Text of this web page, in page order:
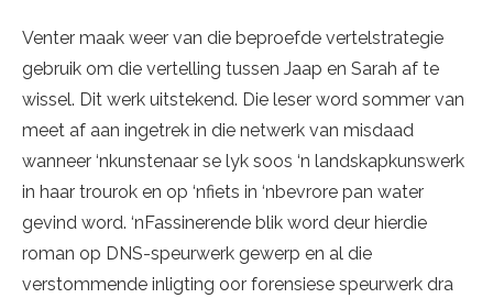
Venter maak weer van die beproefde vertelstrategie
gebruik om die vertelling tussen Jaap en Sarah af te
wissel. Dit werk uitstekend. Die leser word sommer van
meet af aan ingetrek in die netwerk van misdaad
wanneer ‘nkunstenaar se lyk soos ‘n landskapkunswerk
in haar trourok en op ‘nfiets in ‘nbevrore pan water
gevind word. ‘nFassinerende blik word deur hierdie
roman op DNS-speurwerk gewerp en al die
verstommende inligting oor forensiese speurwerk dra